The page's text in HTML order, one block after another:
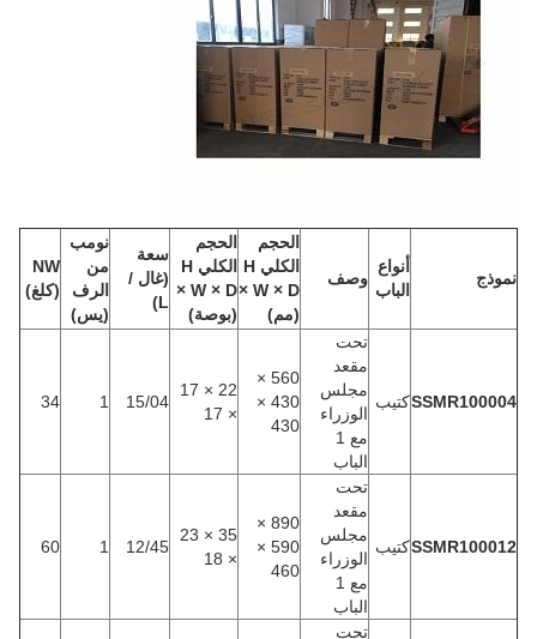
نموذج
أنواع
الباب
وصف
الحجم
الكلي H
× W × D
(مم)
الحجم
الكلي H
× W × D
(بوصة)
سعة
(غال /
L)
نومب
من
الرف
(يس)
NW
(كلغ)
SSMR100004كتيب
تحت
مقعد
مجلس
الوزراء
مع 1
الباب
560 ×
430 ×
430
22 × 17
× 17
15/04
34
SSMR100012كتيب
تحت
مقعد
مجلس
الوزراء
مع 1
الباب
890 ×
590 ×
460
35 × 23
× 18
12/45
60
تحت